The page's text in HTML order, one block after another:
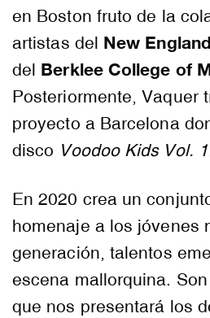
en Boston fruto de la
artistas del New
del Berklee College of
Posteriormente, Vaquer
proyecto a Barcelona
disco Voodoo Kids Vol.
En 2020 crea un
homenaje a los jóvenes
generación, talentos
escena mallorquina.
que nos presentará los